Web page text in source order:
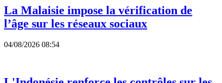
La Malaisie impose la vérification de
l’âge sur les réseaux sociaux
04/08/2026 08:54